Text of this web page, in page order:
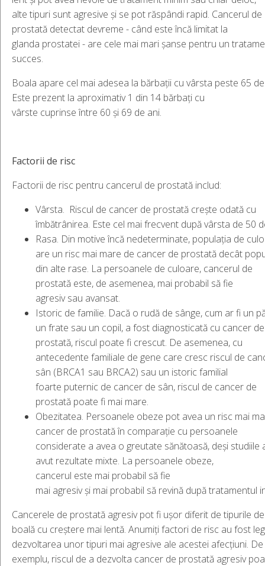
alte tipuri sunt agresive și se pot răspândi rapid. Cancerul de
prostată detectat devreme - când este încă limitat la
glanda prostatei - are cele mai mari șanse pentru un
succes.
Boala apare cel mai adesea la bărbații cu vârsta peste 65
Este prezent la aproximativ 1 din 14 bărbați cu
vârste cuprinse între 60 și 69 de ani.
Factorii de risc
Factorii de risc pentru cancerul de prostată includ:
Vârsta. Riscul de cancer de prostată crește odată cu
îmbătrânirea. Este cel mai frecvent după vârsta de 50
Rasa. Din motive încă nedeterminate, populația de
are un risc mai mare de cancer de prostată decât
din alte rase. La persoanele de culoare, cancerul de
prostată este, de asemenea, mai probabil să fie
agresiv sau avansat.
Istoric de familie. Dacă o rudă de sânge, cum ar fi un
un frate sau un copil, a fost diagnosticată cu cancer de
prostată, riscul poate fi crescut. De asemenea, cu
antecedente familiale de gene care cresc riscul de
sân (BRCA1 sau BRCA2) sau un istoric familial
foarte puternic de cancer de sân, riscul de cancer de
prostată poate fi mai mare.
Obezitatea. Persoanele obeze pot avea un risc mai
cancer de prostată în comparație cu persoanele
considerate a avea o greutate sănătoasă, deși studiile
avut rezultate mixte. La persoanele obeze,
cancerul este mai probabil să fie
mai agresiv și mai probabil să revină după tratamentul
Cancerele de prostată agresiv pot fi ușor diferit de tipurile de
boală cu creștere mai lentă. Anumiți factori de risc au fost
dezvoltarea unor tipuri mai agresive ale acestei afecțiuni. De
exemplu, riscul de a dezvolta cancer de prostată agresiv